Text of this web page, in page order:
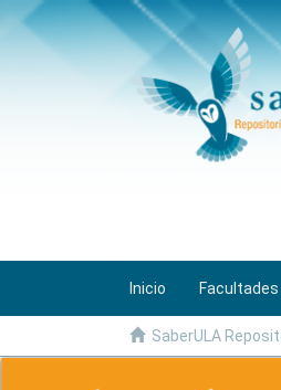
Inicio Facultades
SaberULA